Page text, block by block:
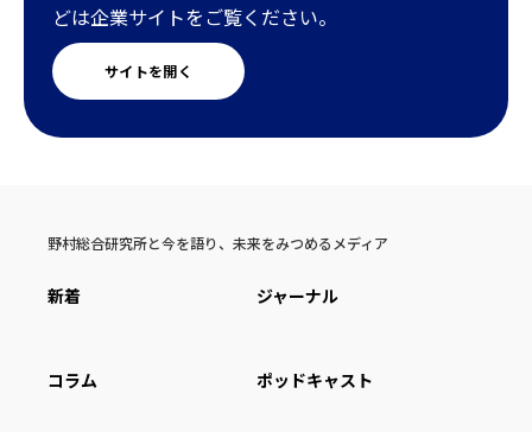
どは企業サイトをご覧ください。
サイトを開く
野村総合研究所と今を語り、未来をみつめるメディア
新着 ジャーナル
コラム ポッドキャスト